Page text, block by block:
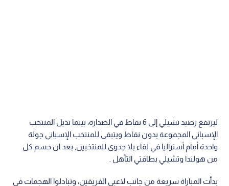
ليرتفع رصيد تشيلي إلى 6 نقاط في الصدارة، بينما تذيل المنتخب
الإسباني المجموعة بدون نقاط ويتبقى للمنتخب الإسباني جولة
واحدة أمام أستراليا في لقاء بلا جدوى للمنتخبين, بعد ان حسم كل
من هولندا وتشيلي بطاقتي التأهل .
بدأت المباراة سريعة من جانب لاعبي الفريقين، وتبادلوا الهجمات في